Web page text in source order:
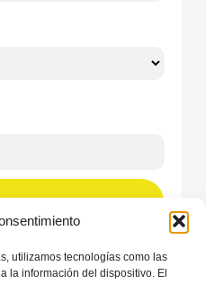
utilizamos tecnologías como las
la información del dispositivo. El